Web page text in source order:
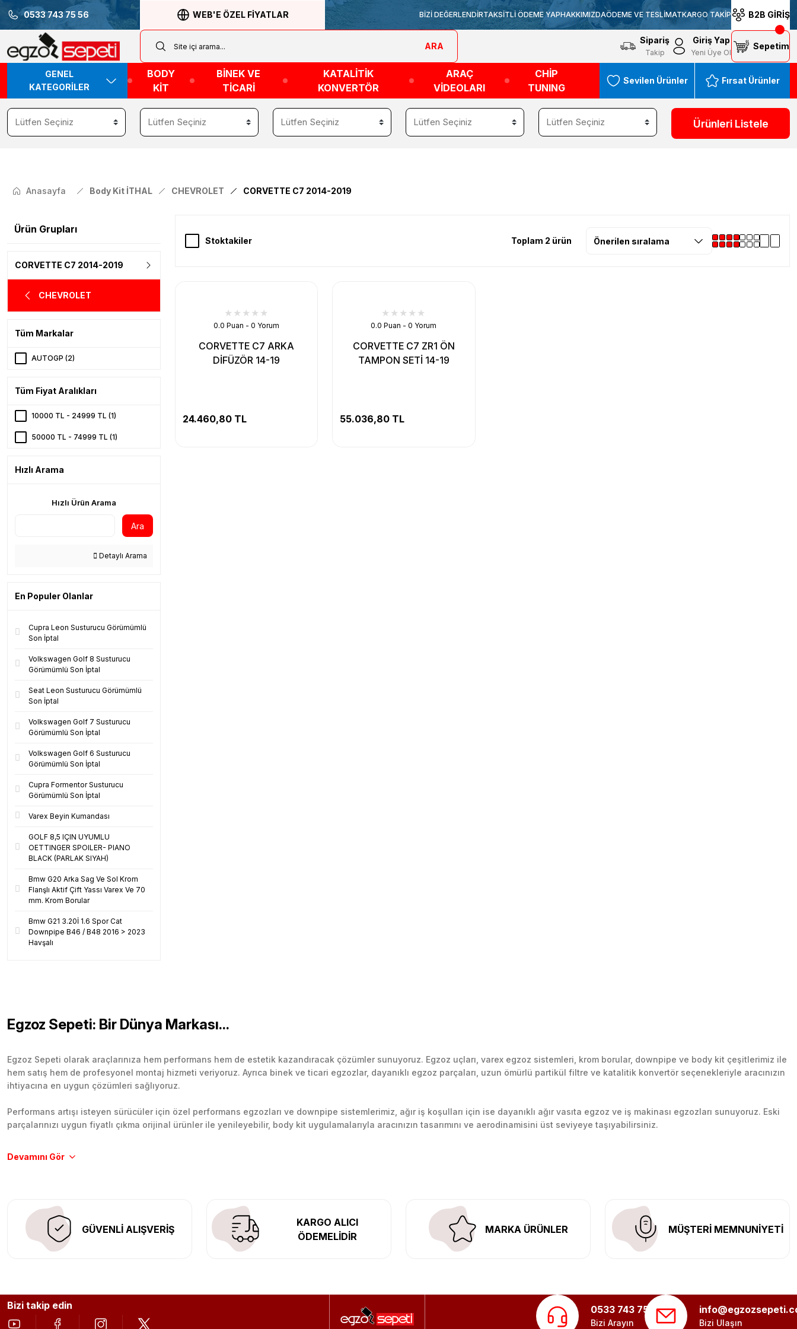
0533 743 75 56 WEB'E ÖZEL FİYATLAR BİZİ DEĞERLENDİRTAKSİTLİ ÖDEME YAPHAKKIMIZDAÖDEME VE TESLİMATKARGO TAKİP B2B GİRİŞ
ARA
Sipariş
Takip
Giriş Yap
Yeni Üye Ol
Sepetim
GENEL
KATEGORİLER
BODY
KİT
BİNEK VE
TİCARİ
KATALİTİK
KONVERTÖR
ARAÇ
VİDEOLARI
CHİP
TUNING
Sevilen Ürünler Fırsat Ürünler
Ürünleri Listele
Anasayfa Body Kit İTHAL CHEVROLET CORVETTE C7 2014-2019
Ürün Grupları
CORVETTE C7 2014-2019
CHEVROLET
Tüm Markalar
AUTOGP (2)
Tüm Fiyat Aralıkları
10000 TL - 24999 TL (1)
50000 TL - 74999 TL (1)
Hızlı Arama
Hızlı Ürün Arama
Ara
Detaylı Arama
En Populer Olanlar
Cupra Leon Susturucu Görümümlü
Son İptal
Volkswagen Golf 8 Susturucu
Görümümlü Son İptal
Seat Leon Susturucu Görümümlü
Son İptal
Volkswagen Golf 7 Susturucu
Görümümlü Son İptal
Volkswagen Golf 6 Susturucu
Görümümlü Son İptal
Cupra Formentor Susturucu
Görümümlü Son İptal
Varex Beyin Kumandası
GOLF 8,5 IÇIN UYUMLU
OETTINGER SPOILER- PIANO
BLACK (PARLAK SIYAH)
Bmw G20 Arka Sag Ve Sol Krom
Flanşlı Aktif Çift Yassı Varex Ve 70
mm. Krom Borular
Bmw G21 3.20İ 1.6 Spor Cat
Downpipe B46 / B48 2016 > 2023
Havşalı
Stoktakiler Toplam 2 ürün
0.0 Puan - 0 Yorum
CORVETTE C7 ARKA
DİFÜZÖR 14-19
24.460,80 TL
0.0 Puan - 0 Yorum
CORVETTE C7 ZR1 ÖN
TAMPON SETİ 14-19
55.036,80 TL
Egzoz Sepeti: Bir Dünya Markası...
Egzoz Sepeti olarak araçlarınıza hem performans hem de estetik kazandıracak çözümler sunuyoruz. Egzoz uçları, varex egzoz sistemleri, krom borular, downpipe ve body kit çeşitlerimiz ile
hem satış hem de profesyonel montaj hizmeti veriyoruz. Ayrıca binek ve ticari egzozlar, dayanıklı egzoz parçaları, uzun ömürlü partikül filtre ve katalitik konvertör seçenekleriyle aracınızın
ihtiyacına en uygun çözümleri sağlıyoruz.
Performans artışı isteyen sürücüler için özel performans egzozları ve downpipe sistemlerimiz, ağır iş koşulları için ise dayanıklı ağır vasıta egzoz ve iş makinası egzozları sunuyoruz. Eski
parçalarınızı uygun fiyatlı çıkma orijinal ürünler ile yenileyebilir, body kit uygulamalarıyla aracınızın tasarımını ve aerodinamisini üst seviyeye taşıyabilirsiniz.
Tüm ürünlerimiz orijinal, dayanıklı ve uzun ömürlüdür. İstanbul’daki montaj merkezimizde profesyonel montaj yapıyor, Türkiye’nin her yerine güvenli kargo ile teslimat gerçekleştiriyoruz.
GÜVENLİ ALIŞVERİŞ
KARGO ALICI
ÖDEMELİDİR
MARKA ÜRÜNLER MÜŞTERİ MEMNUNİYETİ
Bizi takip edin 0533 743 75 56
Bizi Arayın Bizi Ulaşın